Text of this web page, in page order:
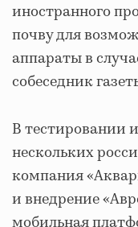
иностранного
почву для
аппараты в
собеседник
В тестировании
нескольких
компания
и внедрение